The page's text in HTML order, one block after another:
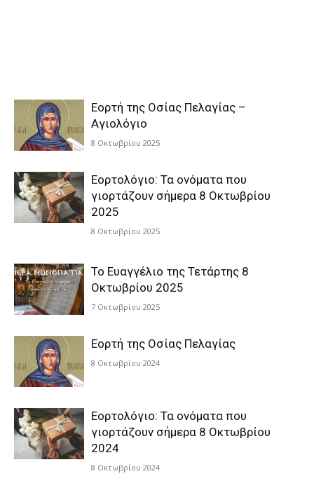
Εορτή της Οσίας Πελαγίας –
Αγιολόγιο
8 Οκτωβρίου 2025
Εορτολόγιο: Τα ονόματα που
γιορτάζουν σήμερα 8 Οκτωβρίου
2025
8 Οκτωβρίου 2025
Το Ευαγγέλιο της Τετάρτης 8
Οκτωβρίου 2025
7 Οκτωβρίου 2025
Εορτή της Οσίας Πελαγίας
8 Οκτωβρίου 2024
Εορτολόγιο: Τα ονόματα που
γιορτάζουν σήμερα 8 Οκτωβρίου
2024
8 Οκτωβρίου 2024